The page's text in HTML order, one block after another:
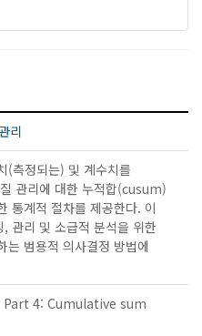
리
(측정되는) 및 계수치를
관리에 대한 누적합(cusum)
통계적 절차를 제공한다. 이
관리 및 소급적 분석을 위한
는 범용적 의사결정 방법에
4: Cumulative sum